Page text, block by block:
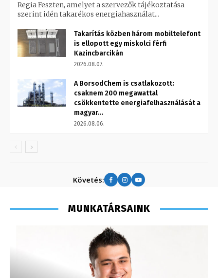
Regia Feszten, amelyet a szervezők tájékoztatása
szerint idén takarékos energiahasználat...
Takarítás közben három mobiltelefont
is ellopott egy miskolci férfi
Kazincbarcikán
2026.08.07.
A BorsodChem is csatlakozott:
csaknem 200 megawattal
csökkentette energiafelhasználását a
magyar...
2026.08.06.
Követés:
MUNKATÁRSAINK